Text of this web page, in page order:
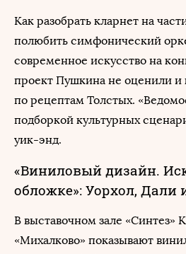
Как разобрать кларнет на
полюбить симфонический
современное искусство на
проект Пушкина не оценили и
по рецептам Толстых.
подборкой культурных
уик-энд.
«Виниловый дизайн.
обложке»: Уорхол, Дали
В выставочном зале «Синтез»
«Михалково» показывают